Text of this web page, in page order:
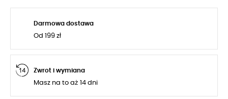
Darmowa dostawa
Od 199 zł
Zwrot i wymiana
Masz na to aż 14 dni